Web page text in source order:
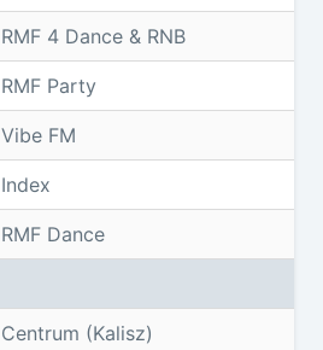
RMF 4 Dance & RNB
RMF Party
Vibe FM
Index
RMF Dance
Centrum (Kalisz)